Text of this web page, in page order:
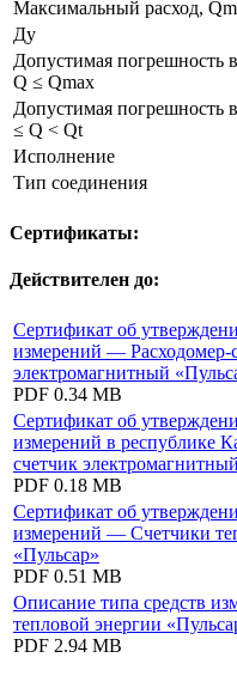
Максимальный расход,
Ду
Допустимая погрешность
Q ≤ Qmax
Допустимая погрешность
≤ Q < Qt
Исполнение
Тип соединения
Сертификаты:
Действителен до:
Сертификат об
измерений — Расходомер-
электромагнитный
PDF 0.34 MB
Сертификат об
измерений в республике
счетчик
PDF 0.18 MB
Сертификат об
измерений — Счетчики
«Пульсар»
PDF 0.51 MB
Описание типа средств
тепловой энергии
PDF 2.94 MB